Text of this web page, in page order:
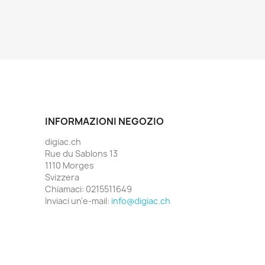
INFORMAZIONI NEGOZIO
digiac.ch
Rue du Sablons 13
1110 Morges
Svizzera
Chiamaci: 0215511649
Inviaci un'e-mail: info@digiac.ch